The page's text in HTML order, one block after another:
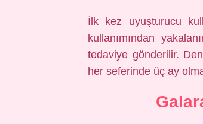
İlk kez uyuşturucu
kullanımından
tedaviye gönderilir.
her seferinde üç ay